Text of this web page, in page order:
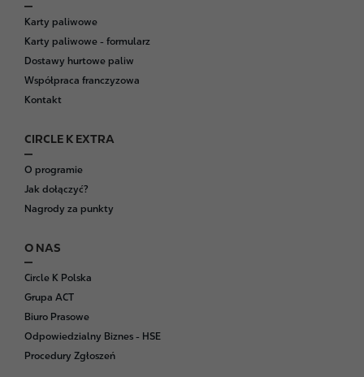
Karty paliwowe
Karty paliwowe - formularz
Dostawy hurtowe paliw
Współpraca franczyzowa
Kontakt
CIRCLE K EXTRA
O programie
Jak dołączyć?
Nagrody za punkty
O NAS
Circle K Polska
Grupa ACT
Biuro Prasowe
Odpowiedzialny Biznes - HSE
Procedury Zgłoszeń